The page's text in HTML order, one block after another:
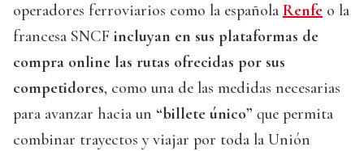
operadores ferroviarios como la española Renfe o la
francesa SNCF incluyan en sus plataformas de
compra online las rutas ofrecidas por sus
competidores, como una de las medidas necesarias
para avanzar hacia un “billete único” que permita
combinar trayectos y viajar por toda la Unión